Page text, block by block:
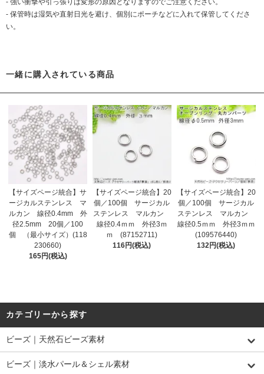
- 保管時は湿気や直射日光を避け、個別にポーチなどに入れて保管してくださ
い。
一緒に購入されている商品
【サイズページ統合】サ
ージカルステンレス マ
ルカン 線径0.4mm 外
径2.5mm 20個／100
個 （最小サイズ）(118
230660)
165円(税込)
【サイズページ統合】20
個／100個 サージカル
ステンレス マルカン
線径0.4ｍｍ 外径3ｍ
ｍ (87152711)
116円(税込)
【サイズページ統合】20
個／100個 サージカル
ステンレス マルカン
線径0.5ｍｍ 外径3ｍｍ
(109576440)
132円(税込)
カテゴリーから探す
ビーズ｜天然石ビーズ素材
ビーズ｜淡水パール＆シェル素材